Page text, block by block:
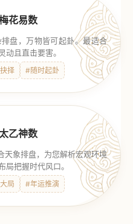
花易数
盘，万物皆可起卦。最适合
动且直击要害。
择 #随时起卦
乙神数
天象排盘，为您解析宏观环境
局把握时代风口。
局 #年运推演